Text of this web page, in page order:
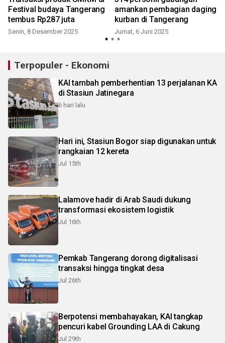
Festival budaya Tangerang
tembus Rp287 juta
Senin, 8 Desember 2025
amankan pembagian daging
kurban di Tangerang
Jumat, 6 Juni 2025
Terpopuler - Ekonomi
KAI tambah pemberhentian 13 perjalanan KA
di Stasiun Jatinegara
6 hari lalu
Hari ini, Stasiun Bogor siap digunakan untuk
rangkaian 12 kereta
Jul 15th
Lalamove hadir di Arab Saudi dukung
transformasi ekosistem logistik
Jul 16th
Pemkab Tangerang dorong digitalisasi
transaksi hingga tingkat desa
Jul 26th
Berpotensi membahayakan, KAI tangkap
pencuri kabel Grounding LAA di Cakung
Jul 29th